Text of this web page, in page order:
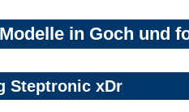
in Goch und
Steptronic xDr